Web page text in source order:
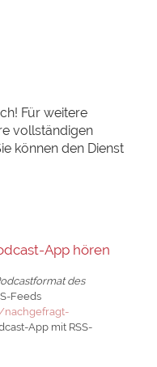
Für weitere
vollständigen
können den Dienst
App hören
des
Feeds
App mit RSS-